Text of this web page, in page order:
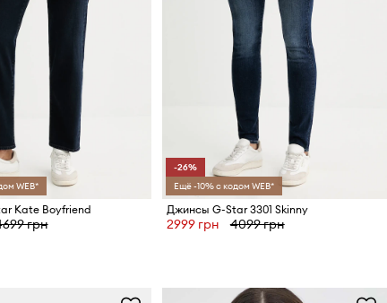
WEB*
Kate Boyfriend
грн
-26%
Ещё -10% с кодом WEB*
Джинсы G-Star 3301 Skinny
2999 грн 4099 грн